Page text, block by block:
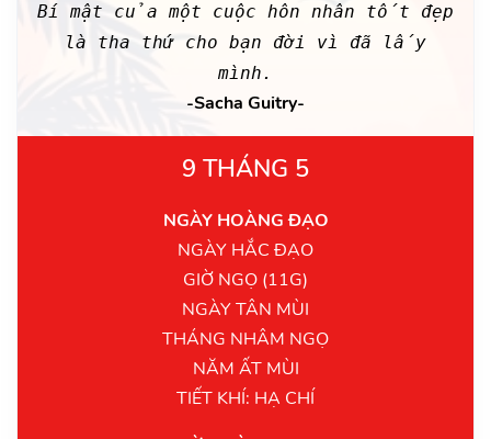
Bí mật của một cuộc hôn nhân tốt đẹp
là tha thứ cho bạn đời vì đã lấy
mình.
-Sacha Guitry-
9 THÁNG 5
NGÀY HOÀNG ĐẠO
NGÀY HẮC ĐẠO
GIỜ NGỌ (11G)
NGÀY TÂN MÙI
THÁNG NHÂM NGỌ
NĂM ẤT MÙI
TIẾT KHÍ: HẠ CHÍ